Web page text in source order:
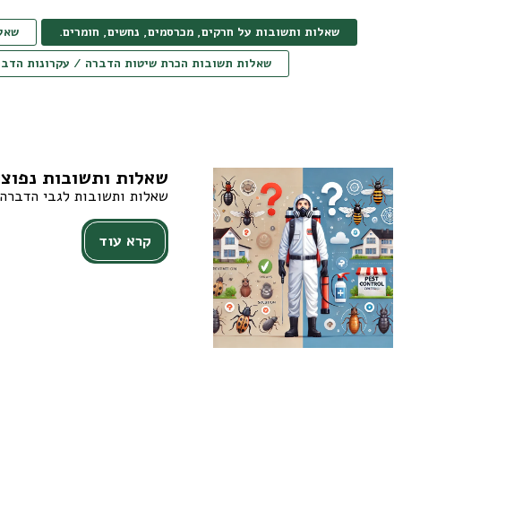
שאלות ותשובות על חרקים, מכרסמים, נחשים, חומרים.
שאלות תשובות הכרת שיטות הדברה / עקרונות
שאלות ותשובות
שאלות ותשובות לגבי
קרא עוד